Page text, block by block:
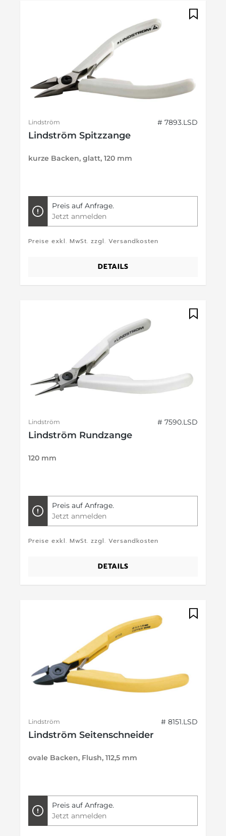
Lindström # 7893.LSD
Lindström Spitzzange
kurze Backen, glatt, 120 mm
Preis auf Anfrage.
Jetzt anmelden
Preise exkl. MwSt. zzgl. Versandkosten
DETAILS
Lindström # 7590.LSD
Lindström Rundzange
120 mm
Preis auf Anfrage.
Jetzt anmelden
Preise exkl. MwSt. zzgl. Versandkosten
DETAILS
Lindström # 8151.LSD
Lindström Seitenschneider
ovale Backen, Flush, 112,5 mm
Preis auf Anfrage.
Jetzt anmelden